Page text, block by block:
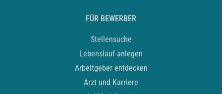
FÜR BEWERBER
Stellensuche
Lebenslauf anlegen
Arbeitgeber entdecken
Arzt und Karriere